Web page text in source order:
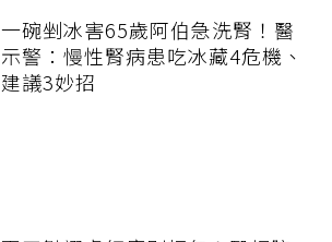
一碗剉冰害65歲阿伯急洗腎！醫
示警：慢性腎病患吃冰藏4危機、
建議3妙招